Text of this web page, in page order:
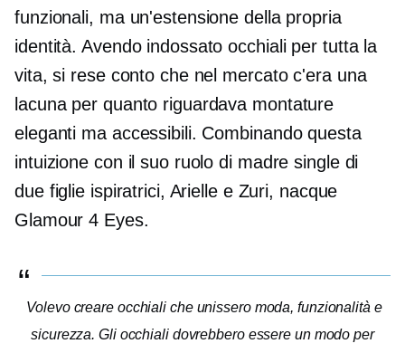
funzionali, ma un'estensione della propria
identità. Avendo indossato occhiali per tutta la
vita, si rese conto che nel mercato c'era una
lacuna per quanto riguardava montature
eleganti ma accessibili. Combinando questa
intuizione con il suo ruolo di madre single di
due figlie ispiratrici, Arielle e Zuri, nacque
Glamour 4 Eyes.
Volevo creare occhiali che unissero moda, funzionalità e
sicurezza. Gli occhiali dovrebbero essere un modo per